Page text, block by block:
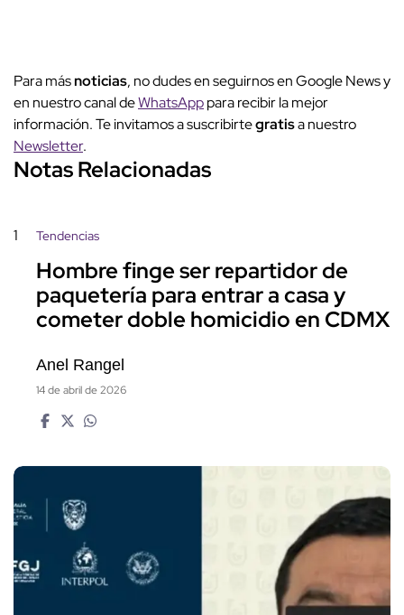
Para másnoticias, no dudes en seguirnos en Google News y
en nuestro canal deWhatsApppara recibir la mejor
información. Te invitamos a suscribirtegratisa nuestro
Newsletter.
Notas Relacionadas
1 Tendencias
Hombre finge ser repartidor de
paquetería para entrar a casa y
cometer doble homicidio en CDMX
Anel Rangel
14 de abril de 2026